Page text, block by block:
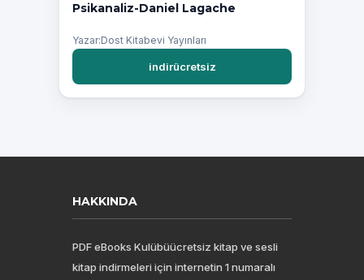
Psikanaliz-Daniel Lagache
Yazar:Dost Kitabevi Yayınları
indirücretsiz
HAKKINDA
PDF eBooks Kulübüücretsiz kitap ve sesli
kitap indirmeleri için internetin 1 numaralı